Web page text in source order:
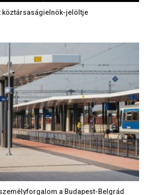
köztársaságielnök-jelöltje
a Budapest-Belgrád